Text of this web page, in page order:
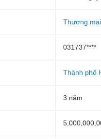
Thương
031737****
Thành phố
3 năm